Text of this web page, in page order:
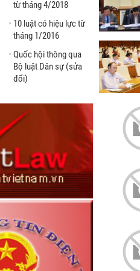
từ tháng 4/2018
10 luật có hiệu lực từ
tháng 1/2016
Quốc hội thông qua
Bộ luật Dân sự (sửa
đổi)